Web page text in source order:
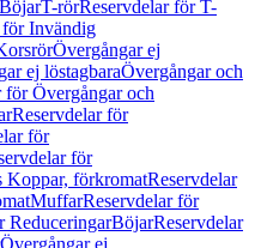
T-rörReservdelar för T-
för Invändig
Övergångar ej
ej löstagbaraÖvergångar och
för Övergångar och
Reservdelar för
för
för
Koppar, förkromatReservdelar
MuffarReservdelar för
ReduceringarBöjarReservdelar
Övergångar ej